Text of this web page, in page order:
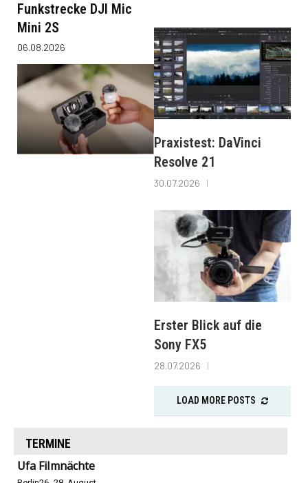
Funkstrecke DJI Mic
Mini 2S
06.08.2026
Praxistest: DaVinci
Resolve 21
30.07.2026
Erster Blick auf die
Sony FX5
28.07.2026
LOAD MORE POSTS
TERMINE
Ufa Filmnächte